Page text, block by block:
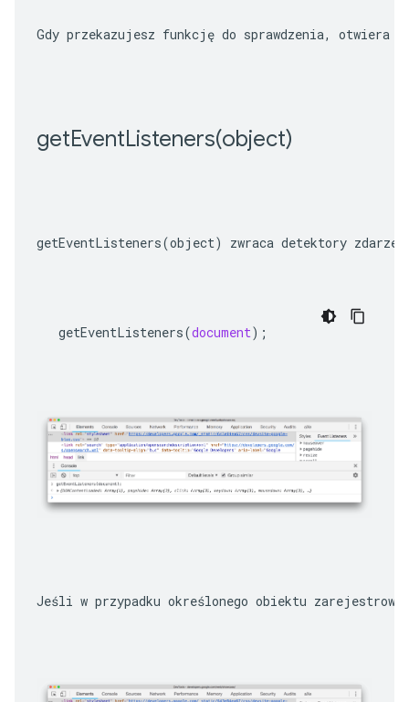
Gdy przekazujesz funkcję do sprawdzenia, otwiera
getEventListeners(object)
getEventListeners(object) zwraca detektory
getEventListeners(document);
Jeśli w przypadku określonego obiektu